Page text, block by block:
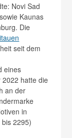
Novi Sad
Kaunas
Die
seit dem
eines
hatte die
an der
in
2295)